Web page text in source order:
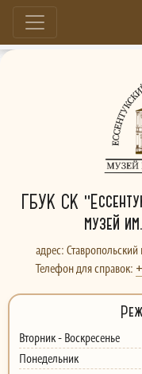
Больше, чем музей...
ГБУК СК
музей
адрес: Ставропольский
Телефон для справок:
Вторник - Воскресенье
Понедельник